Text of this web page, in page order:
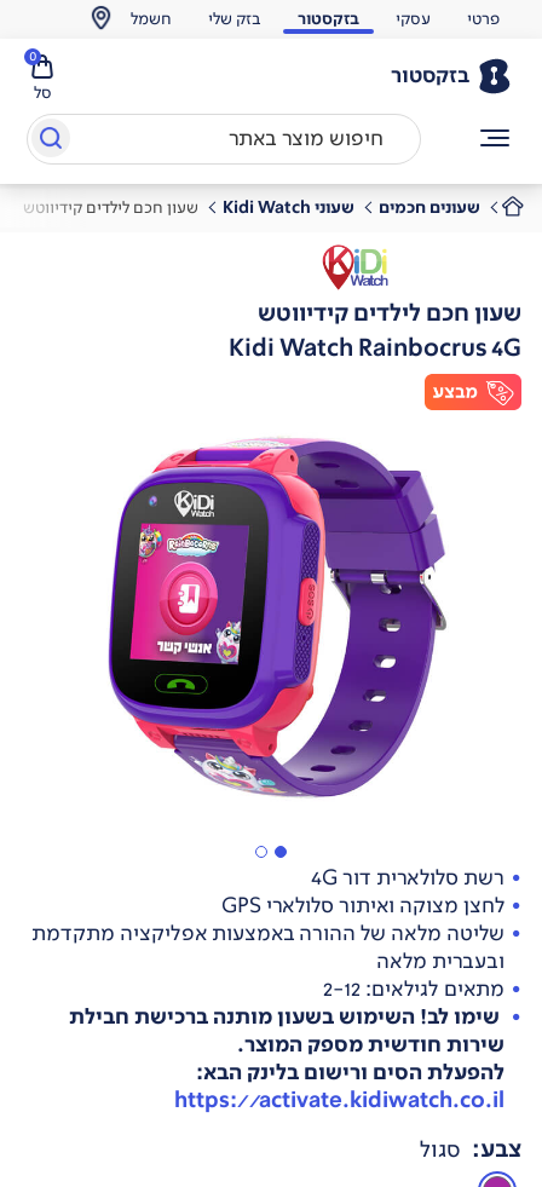
פרטי עסקי בזקסטור בזק שלי חשמל
בזקסטור
סל
0
שעונים חכמים שעוני Kidi Watch שעון חכם לילדים קידיווטש
שעון חכם לילדים קידיווטש
Kidi Watch Rainbocrus 4G
רשת סלולארית דור 4G
לחצן מצוקה ואיתור סלולארי GPS
שליטה מלאה של ההורה באמצעות אפליקציה מתקדמת
ובעברית מלאה
מתאים לגילאים: 2-12
שימו לב! השימוש בשעון מותנה ברכישת חבילת
שירות חודשית מספק המוצר.
להפעלת הסים ורישום בלינק הבא:
https://activate.kidiwatch.co.il
צבע: סגול